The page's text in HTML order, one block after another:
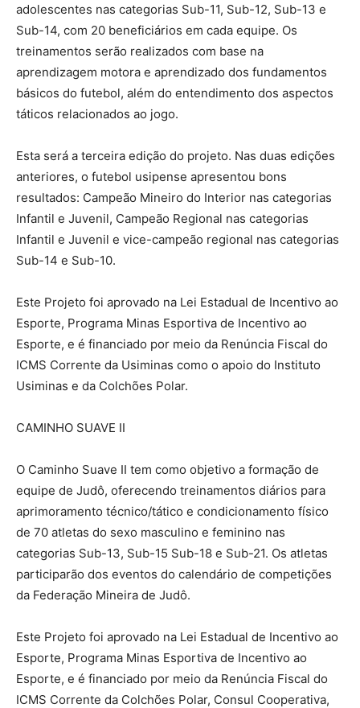
adolescentes nas categorias Sub-11, Sub-12, Sub-13 e
Sub-14, com 20 beneficiários em cada equipe. Os
treinamentos serão realizados com base na
aprendizagem motora e aprendizado dos fundamentos
básicos do futebol, além do entendimento dos aspectos
táticos relacionados ao jogo.
Esta será a terceira edição do projeto. Nas duas edições
anteriores, o futebol usipense apresentou bons
resultados: Campeão Mineiro do Interior nas categorias
Infantil e Juvenil, Campeão Regional nas categorias
Infantil e Juvenil e vice-campeão regional nas categorias
Sub-14 e Sub-10.
Este Projeto foi aprovado na Lei Estadual de Incentivo ao
Esporte, Programa Minas Esportiva de Incentivo ao
Esporte, e é financiado por meio da Renúncia Fiscal do
ICMS Corrente da Usiminas como o apoio do Instituto
Usiminas e da Colchões Polar.
CAMINHO SUAVE II
O Caminho Suave II tem como objetivo a formação de
equipe de Judô, oferecendo treinamentos diários para
aprimoramento técnico/tático e condicionamento físico
de 70 atletas do sexo masculino e feminino nas
categorias Sub-13, Sub-15 Sub-18 e Sub-21. Os atletas
participarão dos eventos do calendário de competições
da Federação Mineira de Judô.
Este Projeto foi aprovado na Lei Estadual de Incentivo ao
Esporte, Programa Minas Esportiva de Incentivo ao
Esporte, e é financiado por meio da Renúncia Fiscal do
ICMS Corrente da Colchões Polar, Consul Cooperativa,